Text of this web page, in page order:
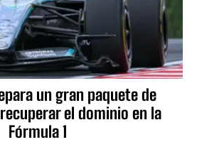
un gran paquete de
el dominio en la
Fórmula 1